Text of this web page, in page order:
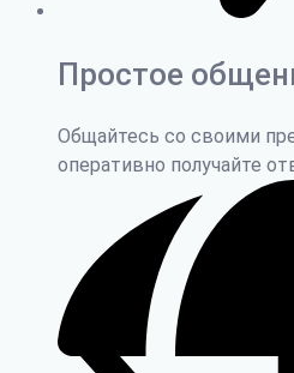
Простое
Общайтесь со своими
оперативно получайте